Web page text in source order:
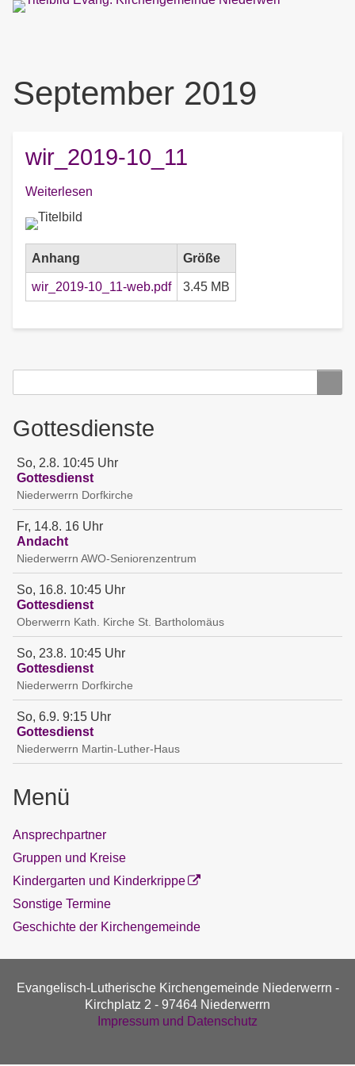
September 2019
wir_2019-10_11
Weiterlesen
Anhang Größe
wir_2019-10_11-web.pdf 3.45 MB
Gottesdienste
So, 2.8. 10:45 Uhr
Gottesdienst
Niederwerrn Dorfkirche
Fr, 14.8. 16 Uhr
Andacht
Niederwerrn AWO-Seniorenzentrum
So, 16.8. 10:45 Uhr
Gottesdienst
Oberwerrn Kath. Kirche St. Bartholomäus
So, 23.8. 10:45 Uhr
Gottesdienst
Niederwerrn Dorfkirche
So, 6.9. 9:15 Uhr
Gottesdienst
Niederwerrn Martin-Luther-Haus
Menü
Ansprechpartner
Gruppen und Kreise
Kindergarten und Kinderkrippe
Sonstige Termine
Geschichte der Kirchengemeinde
Evangelisch-Lutherische Kirchengemeinde Niederwerrn -
Kirchplatz 2 - 97464 Niederwerrn
Impressum und Datenschutz